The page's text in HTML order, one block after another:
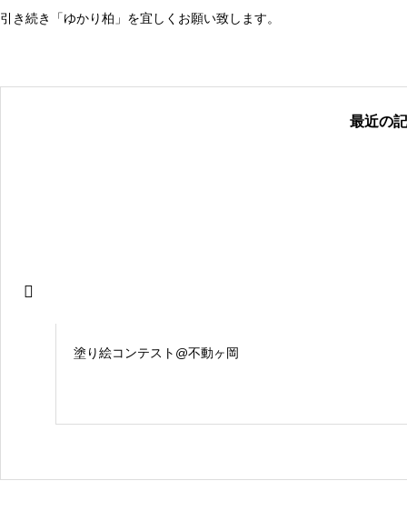
引き続き「ゆかり柏」を宜しくお願い致します。
最近の
塗り絵コンテスト@不動ヶ岡